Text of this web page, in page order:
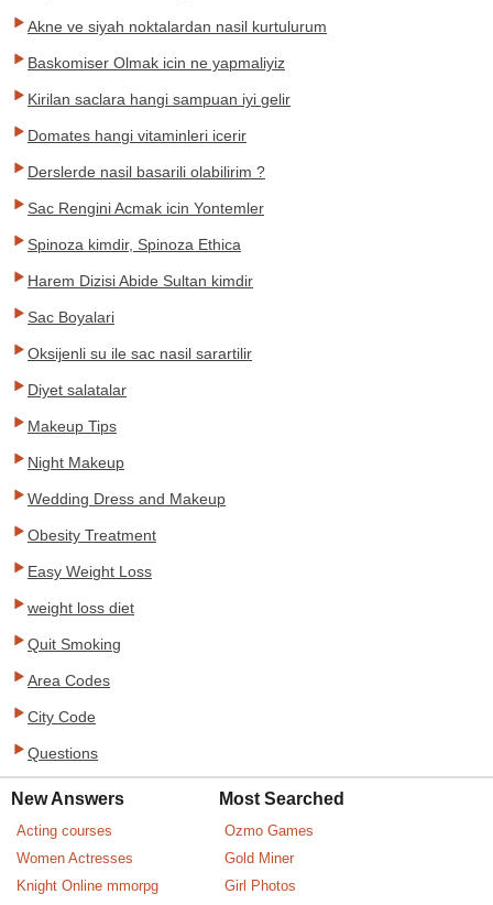
Akne ve siyah noktalardan nasil kurtulurum
Baskomiser Olmak icin ne yapmaliyiz
Kirilan saclara hangi sampuan iyi gelir
Domates hangi vitaminleri icerir
Derslerde nasil basarili olabilirim ?
Sac Rengini Acmak icin Yontemler
Spinoza kimdir, Spinoza Ethica
Harem Dizisi Abide Sultan kimdir
Sac Boyalari
Oksijenli su ile sac nasil sarartilir
Diyet salatalar
Makeup Tips
Night Makeup
Wedding Dress and Makeup
Obesity Treatment
Easy Weight Loss
weight loss diet
Quit Smoking
Area Codes
City Code
Questions
New Answers
Acting courses
Women Actresses
Knight Online mmorpg
Most Searched
Ozmo Games
Gold Miner
Girl Photos